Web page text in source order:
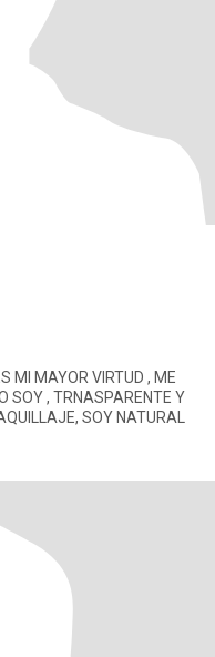
MI MAYOR VIRTUD , ME
SOY , TRNASPARENTE Y
SOY NATURAL